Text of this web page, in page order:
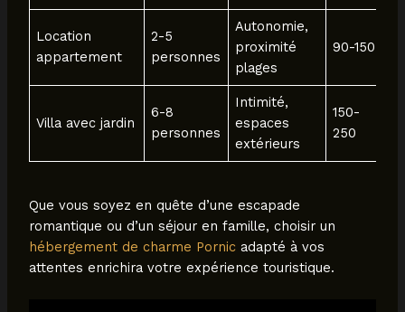
Location
appartement
2-5
personnes
Autonomie,
proximité
plages
90-150
Villa avec jardin
6-8
personnes
Intimité,
espaces
extérieurs
150-
250
Que vous soyez en quête d’une escapade
romantique ou d’un séjour en famille, choisir un
hébergement de charme Pornicadapté à vos
attentes enrichira votre expérience touristique.